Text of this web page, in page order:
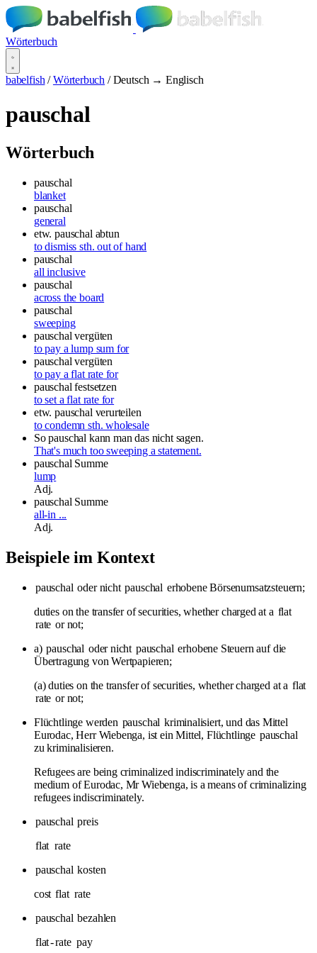
Wörterbuch
babelfish / Wörterbuch / Deutsch → Englisch
pauschal
Wörterbuch
pauschal
blanket
pauschal
general
etw. pauschal abtun
to dismiss sth. out of hand
pauschal
all inclusive
pauschal
across the board
pauschal
sweeping
pauschal vergüten
to pay a lump sum for
pauschal vergüten
to pay a flat rate for
pauschal festsetzen
to set a flat rate for
etw. pauschal verurteilen
to condemn sth. wholesale
So pauschal kann man das nicht sagen.
That's much too sweeping a statement.
pauschal Summe
lump
Adj.
pauschal Summe
all-in ...
Adj.
Beispiele im Kontext
pauschal oder nicht pauschal erhobene Börsenumsatzsteuern;
duties on the transfer of securities, whether charged at a flat
rate or not;
a) pauschal oder nicht pauschal erhobene Steuern auf die
Übertragung von Wertpapieren;
(a) duties on the transfer of securities, whether charged at a flat
rate or not;
Flüchtlinge werden pauschal kriminalisiert, und das Mittel
Eurodac, Herr Wiebenga, ist ein Mittel, Flüchtlinge pauschal
zu kriminalisieren.
Refugees are being criminalized indiscriminately and the
medium of Eurodac, Mr Wiebenga, is a means of criminalizing
refugees indiscriminately.
pauschal preis
flat rate
pauschal kosten
cost flat rate
pauschal bezahlen
flat-rate pay